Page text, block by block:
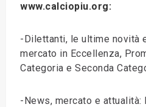
www.calciopiu.org:
-Dilettanti, le ultime novità
mercato in Eccellenza,
Categoria e Seconda
-News, mercato e